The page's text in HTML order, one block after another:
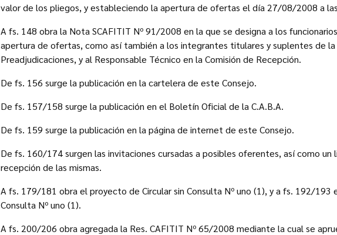
valor de los pliegos, y estableciendo la apertura de ofertas el día 27/08/2008 a
A fs. 148 obra la Nota SCAFITIT Nº 91/2008 en la que se designa a los
apertura de ofertas, como así también a los integrantes titulares y suplentes de la
Preadjudicaciones, y al Responsable Técnico en la Comisión de Recepción.
De fs. 156 surge la publicación en la cartelera de este Consejo.
De fs. 157/158 surge la publicación en el Boletín Oficial de la C.A.B.A.
De fs. 159 surge la publicación en la página de internet de este Consejo.
De fs. 160/174 surgen las invitaciones cursadas a posibles oferentes, así como
recepción de las mismas.
A fs. 179/181 obra el proyecto de Circular sin Consulta Nº uno (1), y a fs. 192/193
Consulta Nº uno (1).
A fs. 200/206 obra agregada la Res. CAFITIT Nº 65/2008 mediante la cual se